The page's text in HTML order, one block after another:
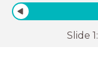
Slide 1: